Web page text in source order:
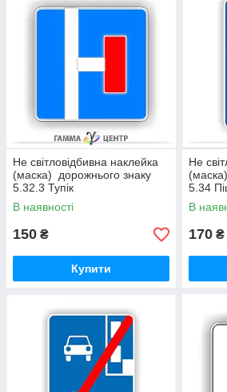
Не світловідбивна наклейка
(маска) дорожнього знаку
5.32.3 Тупік
В наявності
150 ₴
Купити
Не
5.34
В
170 ₴